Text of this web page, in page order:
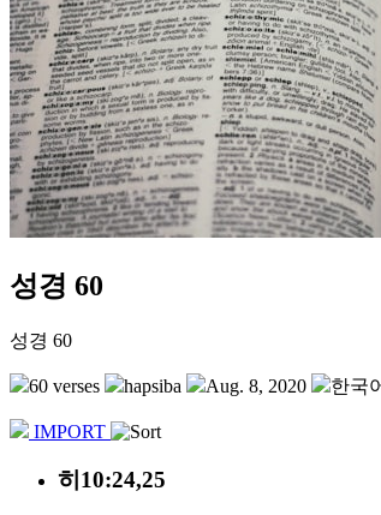
성경 60
성경 60
60 verses hapsiba Aug. 8, 2020 한국
IMPORT
히10:24,25